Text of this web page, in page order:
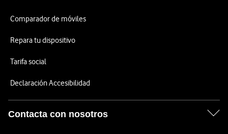
Comparador de móviles
Repara tu dispositivo
Tarifa social
Declaración Accesibilidad
Contacta con nosotros